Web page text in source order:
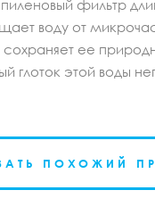
фильтр
воду от
сохраняет ее
глоток этой воды
ПОХОЖИЙ